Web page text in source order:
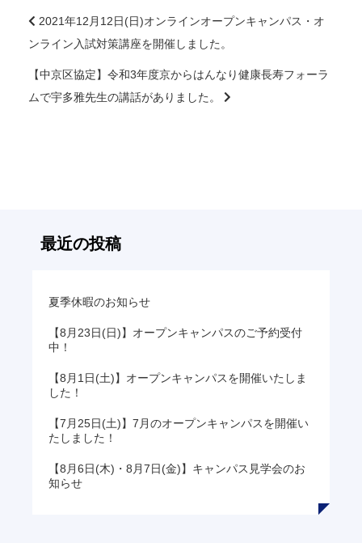
の
2021年12月12日(日)オンラインオープンキャンパス・オ
ンライン入試対策講座を開催しました。
【中京区協定】令和3年度京からはんなり健康長寿フォーラ
ムで宇多雅先生の講話がありました。
最近の投稿
夏季休暇のお知らせ
【8月23日(日)】オープンキャンパスのご予約受付
中！
【8月1日(土)】オープンキャンパスを開催いたしま
した！
【7月25日(土)】7月のオープンキャンパスを開催い
たしました！
【8月6日(木)・8月7日(金)】キャンパス見学会のお
知らせ